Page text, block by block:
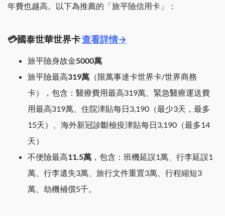
年費也越高。以下為推薦的「旅平險信用卡」：
💳國泰世華世界卡查看詳情→
旅平險身故金5000萬
旅平險最高319萬 （限萬事達卡世界卡/世界商務
卡），包含：醫療費用最高319萬、緊急醫療運送費
用最高319萬、住院津貼每日3,190（最少3天，最多
15天）、海外新冠診斷檢疫津貼每日3,190（最多14
天）
不便險最高11.5萬 ，包含：班機延誤1萬、行李延誤1
萬、行李遺失3萬、旅行文件重置3萬、行程縮短3
萬、劫機補償5千。